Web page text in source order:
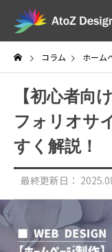
コラム ホーム
【初心者向
フォリオサ
すく解説！
最終更新日：